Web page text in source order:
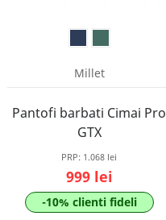
Millet
Pantofi barbati Cimai Pro
GTX
PRP: 1.068 lei
999 lei
-10% clienti fideli